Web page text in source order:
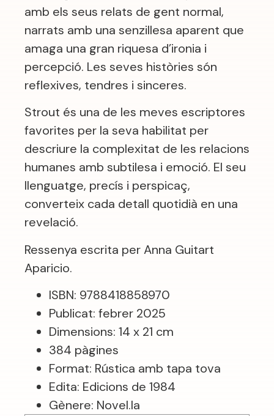
amb els seus relats de gent normal,
narrats amb una senzillesa aparent que
amaga una gran riquesa d’ironia i
percepció. Les seves històries són
reflexives, tendres i sinceres.
Strout és una de les meves escriptores
favorites per la seva habilitat per
descriure la complexitat de les relacions
humanes amb subtilesa i emoció. El seu
llenguatge, precís i perspicaç,
converteix cada detall quotidià en una
revelació.
Ressenya escrita per Anna Guitart
Aparicio.
ISBN: 9788418858970
Publicat: febrer 2025
Dimensions: 14 x 21 cm
384 pàgines
Format: Rústica amb tapa tova
Edita: Edicions de 1984
Gènere: Novel.la